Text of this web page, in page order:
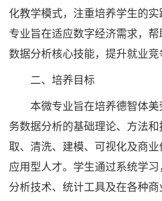
化教学模式，注重培养学生的实
专业旨在适应数字经济需求，
数据分析核心技能，提升就业竞
二、培养目标
本微专业旨在培养德智体美
务数据分析的基础理论、方法
取、清洗、建模、可视化及商
应用型人才。学生通过系统学
分析技术、统计工具及在各种商